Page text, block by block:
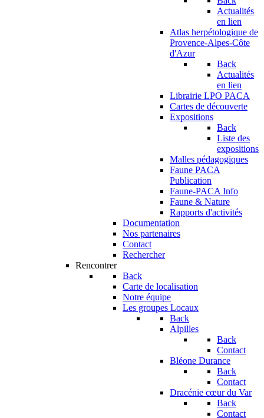
Actualités
en lien
Atlas herpétologique de
Provence-Alpes-Côte
d'Azur
Back
Actualités
en lien
Librairie LPO PACA
Cartes de découverte
Expositions
Back
Liste des
expositions
Malles pédagogiques
Faune PACA
Publication
Faune-PACA Info
Faune & Nature
Rapports d'activités
Documentation
Nos partenaires
Contact
Rechercher
Rencontrer
Back
Carte de localisation
Notre équipe
Les groupes Locaux
Back
Alpilles
Back
Contact
Bléone Durance
Back
Contact
Dracénie cœur du Var
Back
Contact